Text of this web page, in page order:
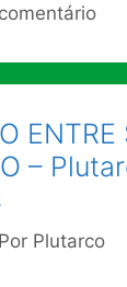
ENTRE
–
Por Plutarco